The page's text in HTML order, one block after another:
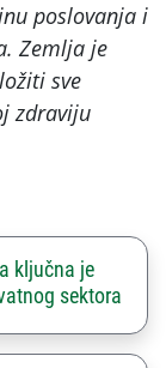
poslovanja i
Zemlja je
sve
zdraviju
ključna je
sektora